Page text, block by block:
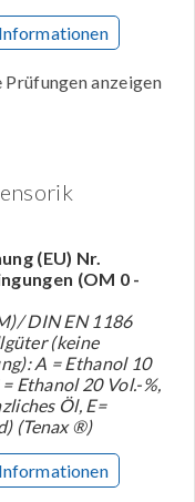
anzeigen
(EU) Nr.
(OM 0 -
DIN EN 1186
(keine
A = Ethanol 10
= Ethanol 20 Vol.-%,
Öl, E=
(Tenax ®)